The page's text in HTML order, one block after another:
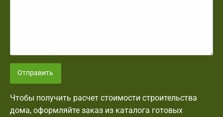
Отправить
Чтобы получить расчет стоимости строительства
дома, оформляйте заказ из каталога готовых